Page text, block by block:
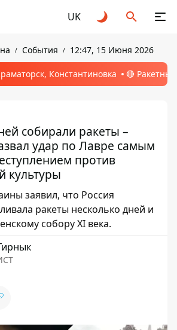
UK
События 12:47, 15 Июня 2026
Константиновка 🔴
собирали ракеты –
удар по Лавре самым
против
культуры
заявил, что Россия
ракеты несколько дней и
собору XI века.